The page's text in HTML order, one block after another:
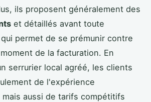
ils proposent généralement des
et détaillés avant toute
permet de se prémunir contre
de la facturation. En
serrurier local agréé, les clients
de l'expérience
aussi de tarifs compétitifs